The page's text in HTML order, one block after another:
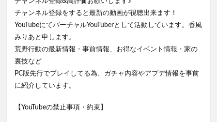
チャンネル登録をすると最新の動画が視聴出来ます！
YouTubeにてバーチャルYouTuberとして活動しています。香風
みりあと申します。
荒野行動の最新情報・事前情報、お得なイベント情報・家の
裏技など
PC版先行でプレイしてる為、ガチャ内容やアプデ情報を事前
に紹介しています。
【YouTubeの禁止事項・約束】